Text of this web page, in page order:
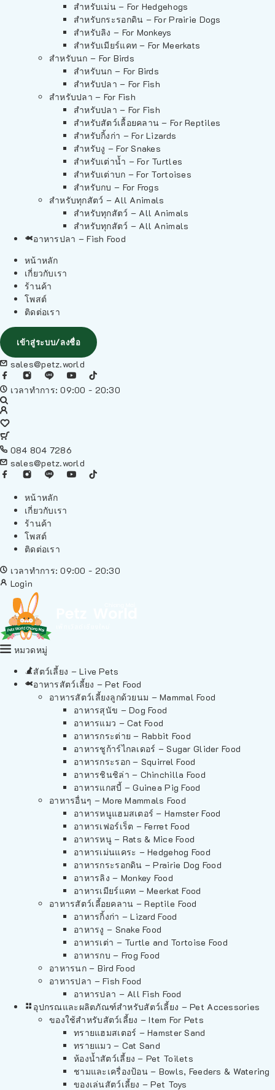
สำหรับเม่น – For Hedgehogs
สำหรับกระรอกดิน – For Prairie Dogs
สำหรับลิง – For Monkeys
สำหรับเมียร์แคท – For Meerkats
สำหรับนก – For Birds
สำหรับนก – For Birds
สำหรับปลา – For Fish
สำหรับปลา – For Fish
สำหรับปลา – For Fish
สำหรับสัตว์เลื้อยคลาน – For Reptiles
สำหรับกิ้งก่า – For Lizards
สำหรับงู – For Snakes
สำหรับเต่าน้ำ – For Turtles
สำหรับเต่าบก – For Tortoises
สำหรับกบ – For Frogs
สำหรับทุกสัตว์ – All Animals
สำหรับทุกสัตว์ – All Animals
สำหรับทุกสัตว์ – All Animals
อาหารปลา – Fish Food
หน้าหลัก
เกี่ยวกับเรา
ร้านค้า
โพสต์
ติดต่อเรา
เข้าสู่ระบบ/ลงชื่อ
sales@petz.world
เวลาทำการ: 09:00 - 20:30
084 804 7286
sales@petz.world
หน้าหลัก
เกี่ยวกับเรา
ร้านค้า
โพสต์
ติดต่อเรา
เวลาทำการ: 09:00 - 20:30
Login
หมวดหมู่
สัตว์เลี้ยง – Live Pets
อาหารสัตว์เลี้ยง – Pet Food
อาหารสัตว์เลี้ยงลูกด้วยนม – Mammal Food
อาหารสุนัข – Dog Food
อาหารแมว – Cat Food
อาหารกระต่าย – Rabbit Food
อาหารชูก้าร์ไกลเดอร์ – Sugar Glider Food
อาหารกระรอก – Squirrel Food
อาหารชินชิล่า – Chinchilla Food
อาหารแกสบี้ – Guinea Pig Food
อาหารอื่นๆ – More Mammals Food
อาหารหนูแฮมสเตอร์ – Hamster Food
อาหารเฟอร์เร็ต – Ferret Food
อาหารหนู – Rats & Mice Food
อาหารเม่นแคระ – Hedgehog Food
อาหารกระรอกดิน – Prairie Dog Food
อาหารลิง – Monkey Food
อาหารเมียร์แคท – Meerkat Food
อาหารสัตว์เลี้อยคลาน – Reptile Food
อาหารกิ้งก่า – Lizard Food
อาหารงู – Snake Food
อาหารเต่า – Turtle and Tortoise Food
อาหารกบ – Frog Food
อาหารนก – Bird Food
อาหารปลา – Fish Food
อาหารปลา – All Fish Food
อุปกรณและผลิตภัณฑ์สำหรับสัตว์เลี้ยง – Pet Accessories
ของใช้สำหรับสัตว์เลี้ยง – Item For Pets
ทรายแฮมสเตอร์ – Hamster Sand
ทรายแมว – Cat Sand
ห้องน้ำสัตว์เลี้ยง – Pet Toilets
ชามและเครื่องป้อน – Bowls, Feeders & Watering
ของเล่นสัตว์เลี้ยง – Pet Toys